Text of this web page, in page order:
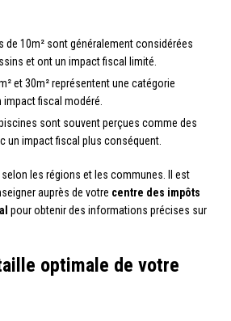
de 10m² sont généralement considérées
et ont un impact fiscal limité.
et 30m² représentent une catégorie
fiscal modéré.
sont souvent perçues comme des
un impact fiscal plus conséquent.
les régions et les communes. Il est
auprès de votre centre des impôts
pour obtenir des informations précises sur
optimale de votre